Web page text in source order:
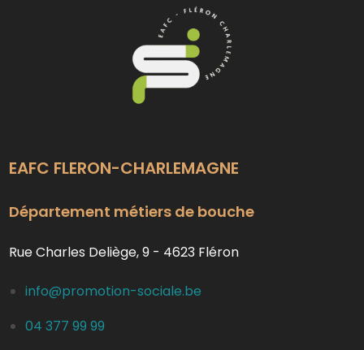
EAFC FLERON-CHARLEMAGNE
Département métiers de bouche
Rue Charles Deliège, 9 - 4623 Fléron
info@promotion-sociale.be
04 377 99 99